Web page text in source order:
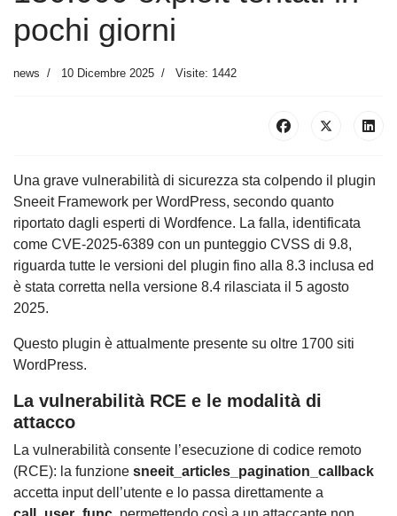
pochi giorni
news 10 Dicembre 2025 Visite: 1442
Una grave vulnerabilità di sicurezza sta colpendo il plugin
Sneeit Framework per WordPress, secondo quanto
riportato dagli esperti di Wordfence. La falla, identificata
come CVE-2025-6389 con un punteggio CVSS di 9.8,
riguarda tutte le versioni del plugin fino alla 8.3 inclusa ed
è stata corretta nella versione 8.4 rilasciata il 5 agosto
2025.
Questo plugin è attualmente presente su oltre 1700 siti
WordPress.
La vulnerabilità RCE e le modalità di
attacco
La vulnerabilità consente l’esecuzione di codice remoto
(RCE): la funzione sneeit_articles_pagination_callback
accetta input dell’utente e lo passa direttamente a